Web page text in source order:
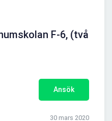
F-6, (två
Ansök
30 mars 2020